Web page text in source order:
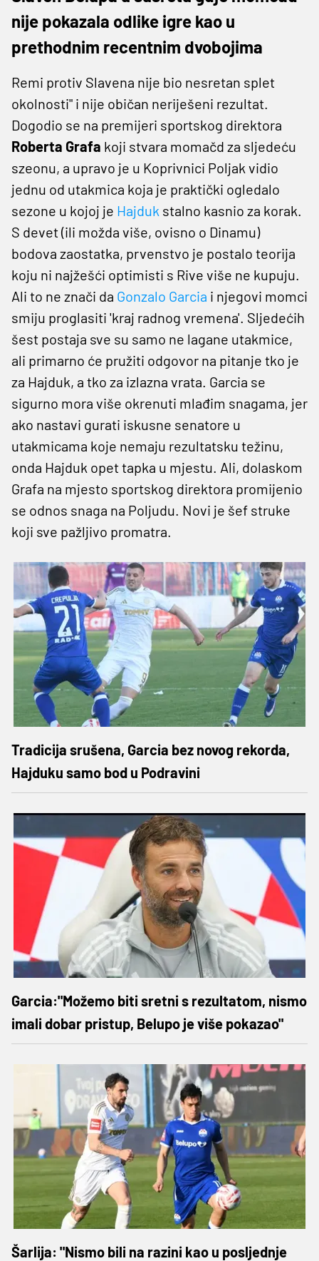
nije pokazala odlike igre kao u
prethodnim recentnim dvobojima
Remi protiv Slavena nije bio nesretan splet
okolnosti" i nije običan neriješeni rezultat.
Dogodio se na premijeri sportskog direktora
Roberta Grafa koji stvara momačd za sljedeću
szeonu, a upravo je u Koprivnici Poljak vidio
jednu od utakmica koja je praktički ogledalo
sezone u kojoj je Hajduk stalno kasnio za korak.
S devet (ili možda više, ovisno o Dinamu)
bodova zaostatka, prvenstvo je postalo teorija
koju ni najžešći optimisti s Rive više ne kupuju.
Ali to ne znači da Gonzalo Garcia i njegovi momci
smiju proglasiti 'kraj radnog vremena'. Sljedećih
šest postaja sve su samo ne lagane utakmice,
ali primarno će pružiti odgovor na pitanje tko je
za Hajduk, a tko za izlazna vrata. Garcia se
sigurno mora više okrenuti mlađim snagama, jer
ako nastavi gurati iskusne senatore u
utakmicama koje nemaju rezultatsku težinu,
onda Hajduk opet tapka u mjestu. Ali, dolaskom
Grafa na mjesto sportskog direktora promijenio
se odnos snaga na Poljudu. Novi je šef struke
koji sve pažljivo promatra.
Tradicija srušena, Garcia bez novog rekorda,
Hajduku samo bod u Podravini
Garcia:"Možemo biti sretni s rezultatom, nismo
imali dobar pristup, Belupo je više pokazao"
Šarlija: "Nismo bili na razini kao u posljednje